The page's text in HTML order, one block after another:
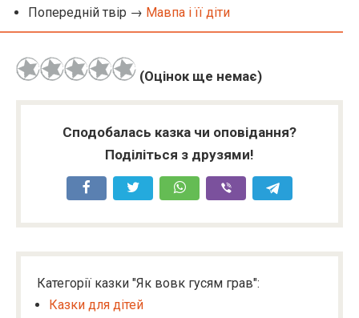
Попередній твір → Мавпа і її діти
(Оцінок ще немає)
Сподобалась казка чи оповідання?
Поділіться з друзями!
Категорії казки "Як вовк гусям грав":
Казки для дітей